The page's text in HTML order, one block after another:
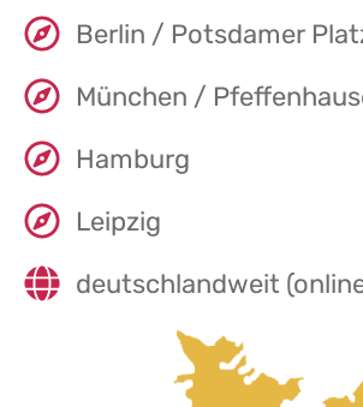
Berlin / Potsdamer
München /
Hamburg
Leipzig
deutschlandweit